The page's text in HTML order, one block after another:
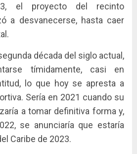
el proyecto del recinto
a desvanecerse, hasta caer
década del siglo actual,
tímidamente, casi en
lo que hoy se apresta a
Sería en 2021 cuando su
a tomar definitiva forma y,
se anunciaría que estaría
Caribe de 2023.